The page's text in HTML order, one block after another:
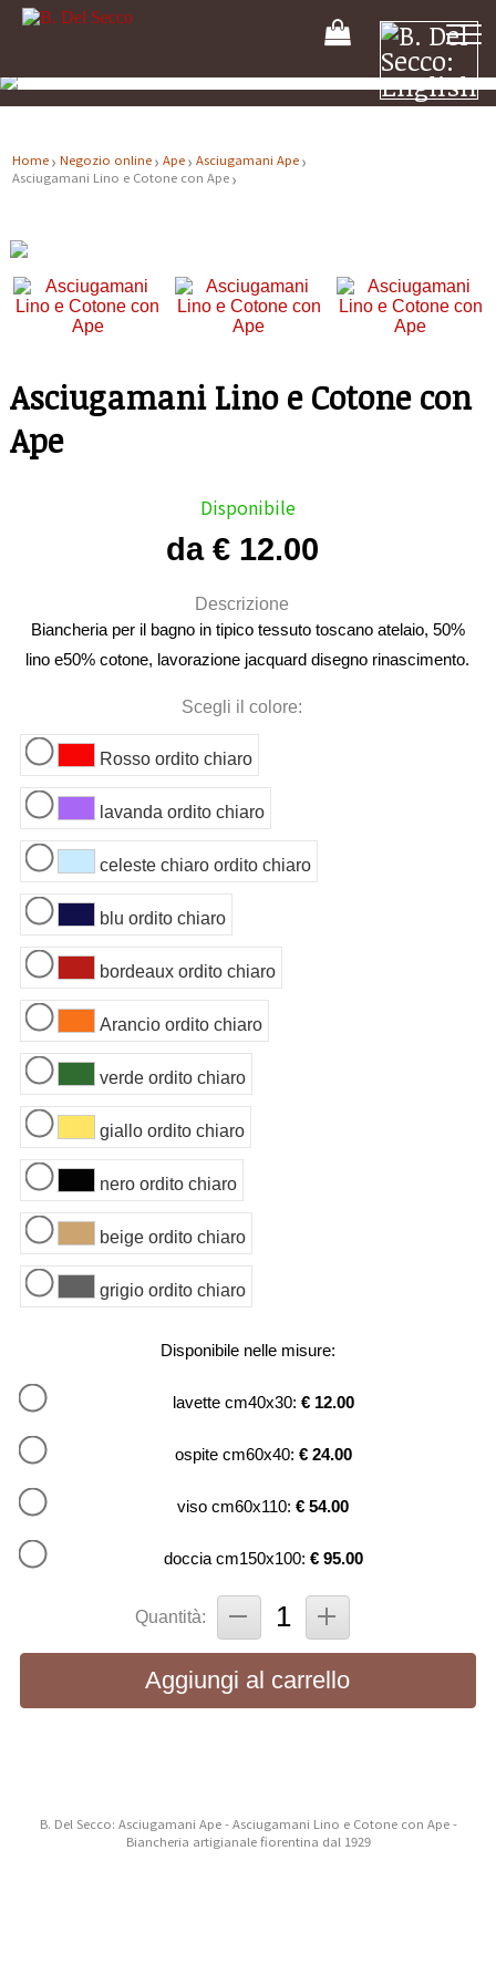
Il
tuo
carrello
Home Negozio online Ape
Asciugamani Ape
Asciugamani Lino e Cotone con Ape
Asciugamani Lino e Cotone con
Ape
Disponibile
da € 12.00
Descrizione
Biancheria per il bagno in tipico tessuto toscano atelaio, 50%
lino e50% cotone, lavorazione jacquard disegno rinascimento.
Scegli il colore:
Rosso ordito chiaro
lavanda ordito chiaro
celeste chiaro ordito chiaro
blu ordito chiaro
bordeaux ordito chiaro
Arancio ordito chiaro
verde ordito chiaro
giallo ordito chiaro
nero ordito chiaro
beige ordito chiaro
grigio ordito chiaro
Disponibile nelle misure:
lavette cm40x30: € 12.00
ospite cm60x40: € 24.00
viso cm60x110:€ 54.00
doccia cm150x100: € 95.00
Quantità:
Aggiungi al carrello
B. Del Secco: Asciugamani Ape - Asciugamani Lino e Cotone con Ape -
Biancheria artigianale fiorentina dal 1929